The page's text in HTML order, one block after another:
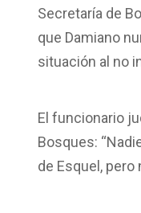
Secretaría de
que Damiano
situación al no
El funcionario
Bosques:
de Esquel, pero